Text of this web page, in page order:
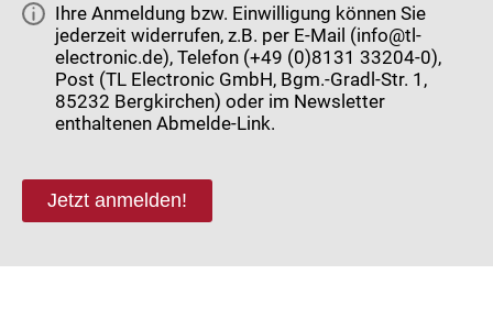
Ihre Anmeldung bzw. Einwilligung können Sie
jederzeit widerrufen, z.B. per E-Mail (info@tl-
electronic.de), Telefon (+49 (0)8131 33204-0),
Post (TL Electronic GmbH, Bgm.-Gradl-Str. 1,
85232 Bergkirchen) oder im Newsletter
enthaltenen Abmelde-Link.
Jetzt anmelden!